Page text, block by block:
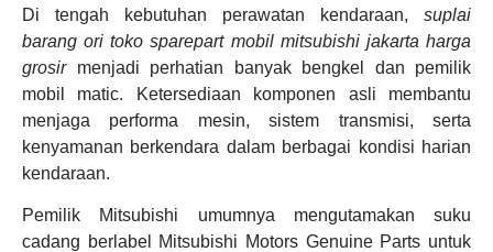
Di tengah kebutuhan perawatan kendaraan, suplai
barang ori toko sparepart mobil mitsubishi jakarta harga
grosirmenjadi perhatian banyak bengkel dan pemilik
mobil matic. Ketersediaan komponen asli membantu
menjaga performa mesin, sistem transmisi, serta
kenyamanan berkendara dalam berbagai kondisi harian
kendaraan.
Pemilik Mitsubishi umumnya mengutamakan suku
cadang berlabel Mitsubishi Motors Genuine Parts untuk